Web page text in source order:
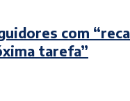
com
tarefa”